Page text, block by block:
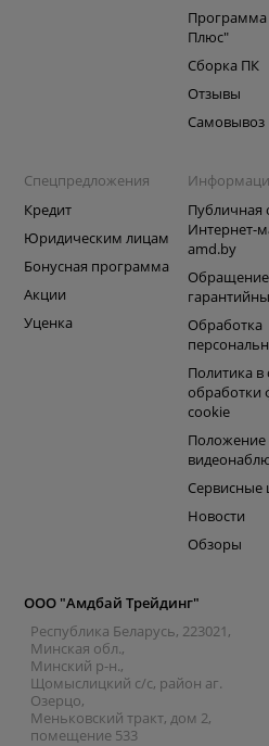
Программа
Плюс"
Сборка ПК
Отзывы
Самовывоз
Спецпредложения
Кредит
Юридическим лицам
Бонусная программа
Акции
Уценка
Публичная
Интернет-
amd.by
Обработка
Политика
обработки
cookie
Положение
Сервисные
Новости
Обзоры
ООО "Амдбай Трейдинг"
Республика Беларусь, 223021,
Минская обл.,
Минский р-н.,
Щомыслицкий с/с, район аг.
Озерцо,
Меньковский тракт, дом 2,
помещение 533